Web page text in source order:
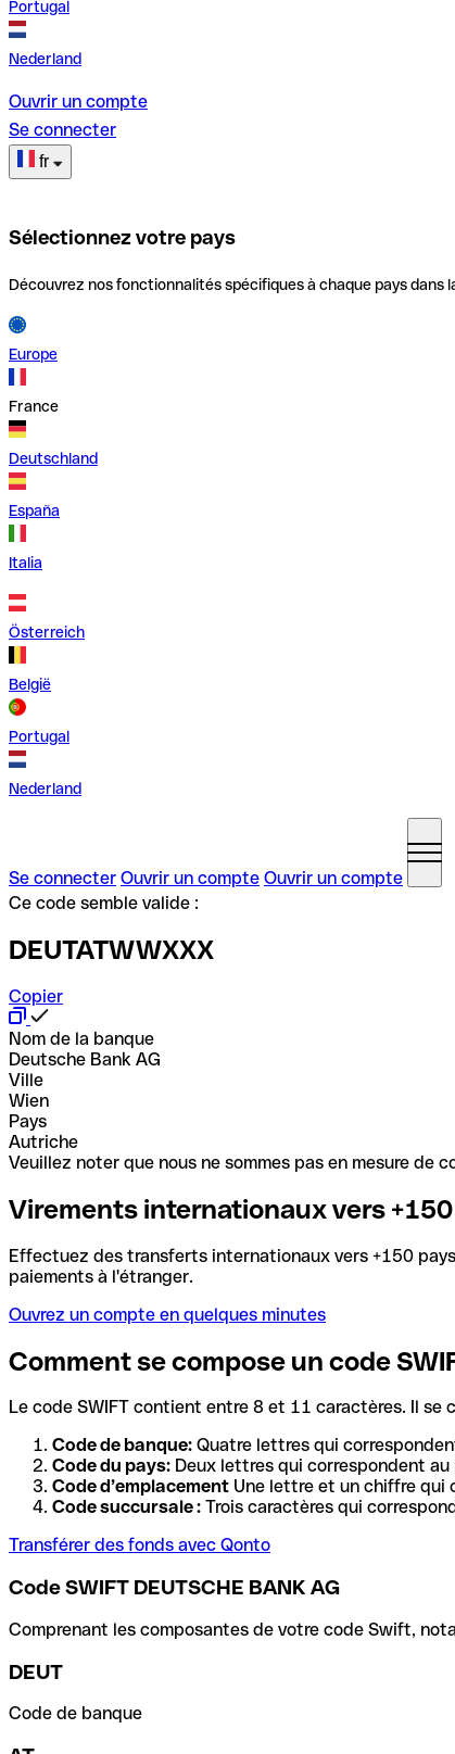
Portugal
Nederland
Ouvrir un compte
Se connecter
fr
Sélectionnez votre pays
Découvrez nos fonctionnalités spécifiques à chaque pays dans
Europe
France
Deutschland
España
Italia
Österreich
België
Portugal
Nederland
Se connecter Ouvrir un compte Ouvrir un compte
Ce code semble valide :
DEUTATWWXXX
Copier
Nom de la banque
Deutsche Bank AG
Ville
Wien
Pays
Autriche
Veuillez noter que nous ne sommes pas en mesure
Virements internationaux vers
Effectuez des transferts internationaux vers +150
paiements à l'étranger.
Ouvrez un compte en quelques minutes
Comment se compose un code
Le code SWIFT contient entre 8 et 11 caractères. Il se
Code de banque: Quatre lettres qui
Code du pays: Deux lettres qui correspondent au
Code d’emplacement Une lettre et un chiffre qui
Code succursale : Trois caractères qui
Transférer des fonds avec Qonto
Code SWIFT DEUTSCHE BANK AG
Comprenant les composantes de votre code Swift,
DEUT
Code de banque